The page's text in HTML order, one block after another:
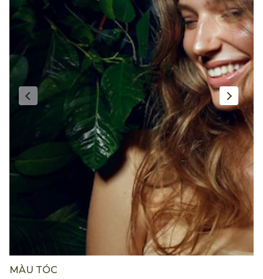
MÀU TÓC